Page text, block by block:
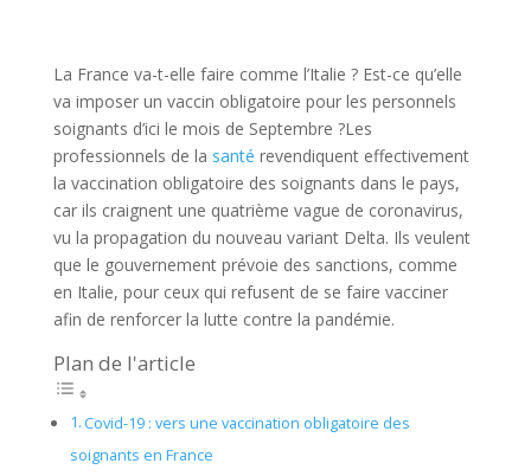
La France va-t-elle faire comme l’Italie ? Est-ce qu’elle
va imposer un vaccin obligatoire pour les personnels
soignants d’ici le mois de Septembre ?Les
professionnels de la santé revendiquent effectivement
la vaccination obligatoire des soignants dans le pays,
car ils craignent une quatrième vague de coronavirus,
vu la propagation du nouveau variant Delta. Ils veulent
que le gouvernement prévoie des sanctions, comme
en Italie, pour ceux qui refusent de se faire vacciner
afin de renforcer la lutte contre la pandémie.
Plan de l'article
Covid-19 : vers une vaccination obligatoire des
soignants en France